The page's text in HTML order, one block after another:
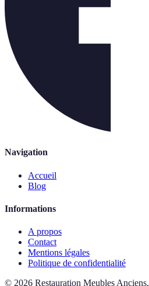
Navigation
Accueil
Blog
Informations
A propos
Contact
Mentions légales
Politique de confidentialité
© 2026 Restauration Meubles Anciens.